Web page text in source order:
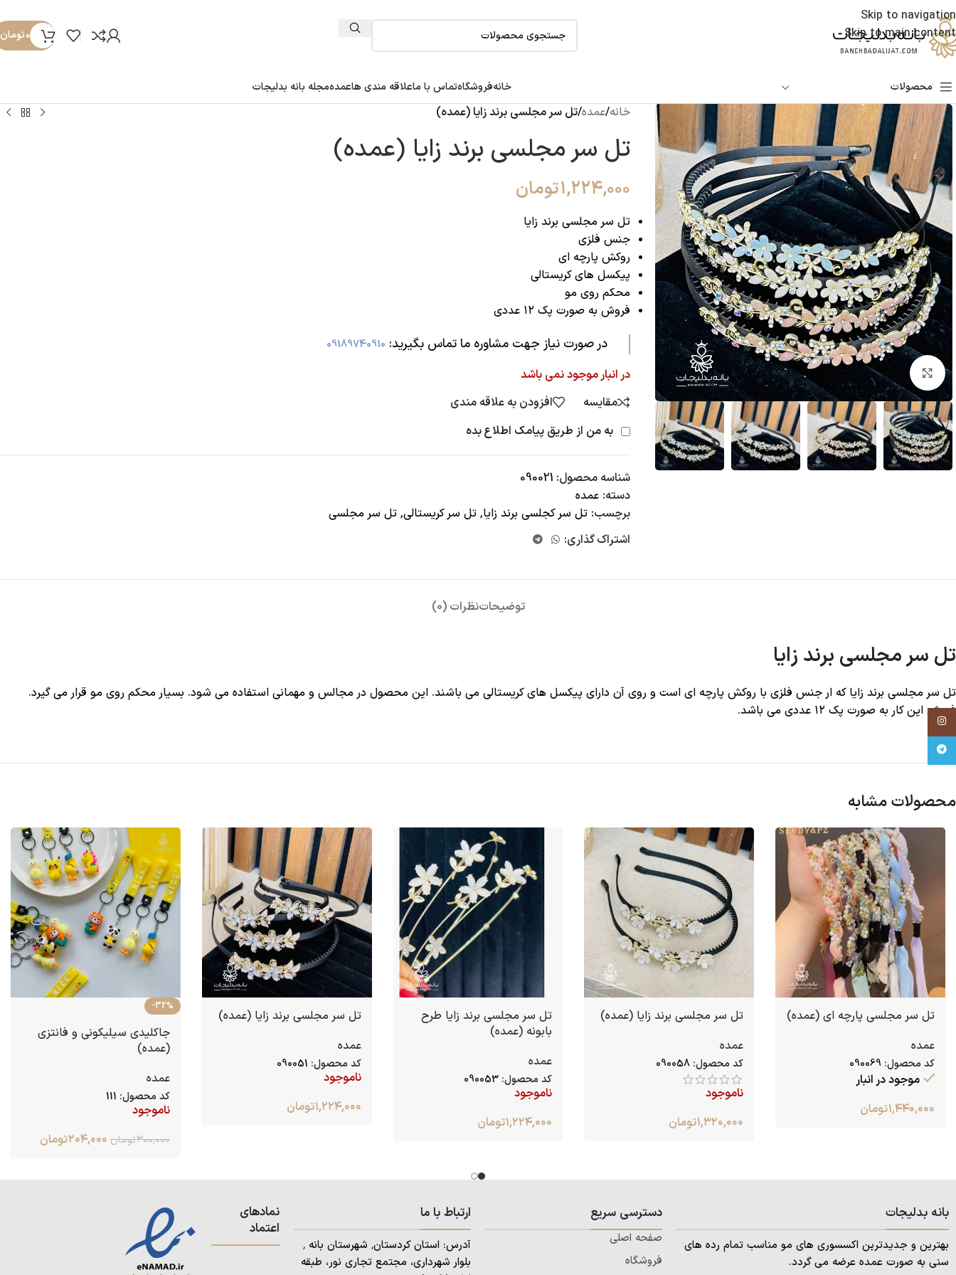
Skip to navigation
Skip to main content
۰تومان
محصولات خانهفروشگاهتماس با ماعلاقه مندی هاعمدهمجله بانه بدلیجات
بزرگنمایی تصویر
خانه/عمده/تل سر مجلسی برند زایا (عمده)
تل سر مجلسی برند زایا (عمده)
۱,۲۲۴,۰۰۰تومان
تل سر مجلسی برند زایا
جنس فلزی
روکش پارچه ای
پیکسل های کریستالی
محکم روی مو
فروش به صورت پک ۱۲ عددی
در صورت نیاز جهت مشاوره ما تماس بگیرید:‌ 09189740910
در انبار موجود نمی باشد
مقایسه
افزودن به علاقه مندی
به من از طریق پیامک اطلاع بده
شناسه محصول: 090021
دسته: عمده
برچسب: تل سر کجلسی برند زایا, تل سر کریستالی, تل سر مجلسی
اشتراک گذاری:
توضیحاتنظرات (0)
تل سر مجلسی برند زایا
تل سر مجلسی برند زایا که ار جنس فلزی با روکش پارچه ای است و روی آن دارای پیکسل های کریستالی می باشند. این محصول در مجالس و مهمانی استفاده می شود. بسیار محکم روی مو قرار می گیرد.
فروش این کار به صورت پک ۱۲ عددی می باشد.
محصولات مشابه
تل سر مجلسی پارچه ای (عمده)
عمده
کد محصول: 090069
موجود در انبار
۱,۴۴۰,۰۰۰تومان
تل سر مجلسی برند زایا (عمده)
عمده
کد محصول: 090058
ناموجود
۱,۳۲۰,۰۰۰تومان
تل سر مجلسی برند زایا طرح
بابونه (عمده)
عمده
کد محصول: 090053
ناموجود
۱,۲۲۴,۰۰۰تومان
تل سر مجلسی برند زایا (عمده)
عمده
کد محصول: 090051
ناموجود
۱,۲۲۴,۰۰۰تومان
-32%
جاکلیدی سیلیکونی و فانتزی
(عمده)
عمده
کد محصول: 111
ناموجود
۳۰۰,۰۰۰تومان ۲۰۴,۰۰۰تومان
بانه بدلیجات
بهترین و جدیدترین اکسسوری های مو مناسب تمام رده های
سنی به صورت عمده عرضه می گردد.
دسترسی سریع
صفحه اصلی
فروشگاه
ارتباط با ما
آدرس: استان کردستان٬ شهرستان بانه ٬
بلوار شهرداری، مجتمع تجاری نور، طبقه
نمادهای
اعتماد
Instagram